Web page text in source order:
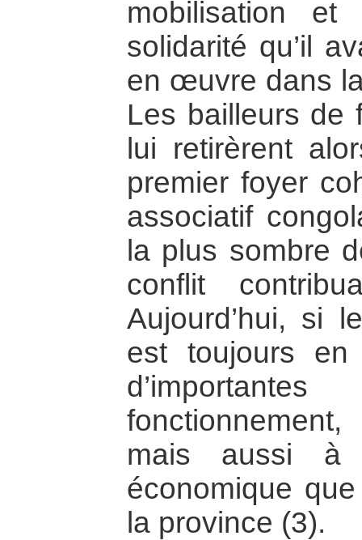
mobilisation
solidarité qu’il
en œuvre dans
Les bailleurs de
lui retirèrent
premier foyer
associatif
la plus sombre
conflit
Aujourd’hui, si
est toujours en
mais aussi à
économique
la province (3).